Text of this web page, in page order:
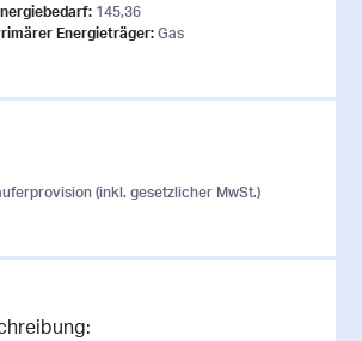
145,36
Energieträger:Gas
(inkl. gesetzlicher MwSt.)